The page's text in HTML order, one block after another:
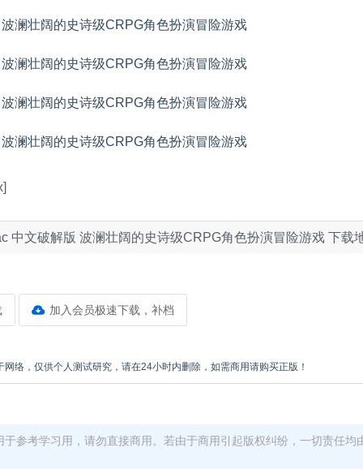
中文破解版 波澜壮阔的史诗级CRPG角色扮演冒险游戏 下载
加入会员极速下载，补档
络，仅供个人测试研究，请在24小时内删除，如需商用请购买正版！
参考学习用，请勿直接商用。若由于商用引起版权纠纷，一切责任均